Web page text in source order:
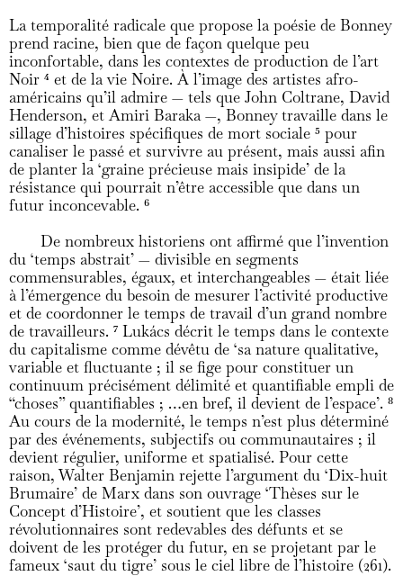
La temporalité radicale que propose la poésie de Bonney
prend racine, bien que de façon quelque peu
inconfortable, dans les contextes de production de l’art
Noir 4 et de la vie Noire. À l’image des artistes afro-
américains qu’il admire — tels que John Coltrane, David
Henderson, et Amiri Baraka —, Bonney travaille dans le
sillage d’histoires spécifiques de mort sociale 5 pour
canaliser le passé et survivre au présent, mais aussi afin
de planter la ‘graine précieuse mais insipide’ de la
résistance qui pourrait n’être accessible que dans un
futur inconcevable. 6
De nombreux historiens ont affirmé que l’invention
du ‘temps abstrait’ — divisible en segments
commensurables, égaux, et interchangeables — était liée
à l’émergence du besoin de mesurer l’activité productive
et de coordonner le temps de travail d’un grand nombre
de travailleurs. 7 Lukács décrit le temps dans le contexte
du capitalisme comme dévêtu de ‘sa nature qualitative,
variable et fluctuante ; il se fige pour constituer un
continuum précisément délimité et quantifiable empli de
“choses” quantifiables ; …en bref, il devient de l’espace’. 8
Au cours de la modernité, le temps n’est plus déterminé
par des événements, subjectifs ou communautaires ; il
devient régulier, uniforme et spatialisé. Pour cette
raison, Walter Benjamin rejette l’argument du ‘Dix-huit
Brumaire’ de Marx dans son ouvrage ‘Thèses sur le
Concept d’Histoire’, et soutient que les classes
révolutionnaires sont redevables des défunts et se
doivent de les protéger du futur, en se projetant par le
fameux ‘saut du tigre’ sous le ciel libre de l’histoire (261).